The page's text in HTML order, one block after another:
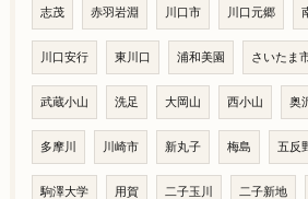
志茂 赤羽岩淵 川口市 川口元郷
川口安行 東川口 浦和美園 さいたま
武蔵小山 洗足 大岡山 西小山 奥
多摩川 川崎市 新丸子 梅島 五反
駒澤大学 用賀 二子玉川 二子新地